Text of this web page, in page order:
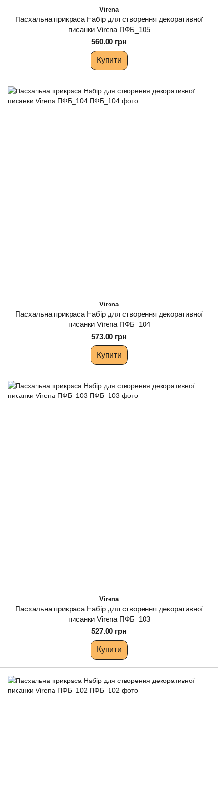
Virena
Пасхальна прикраса Набір для створення декоративної
писанки Virena ПФБ_105
560.00 грн
Купити
Virena
Пасхальна прикраса Набір для створення декоративної
писанки Virena ПФБ_104
573.00 грн
Купити
Virena
Пасхальна прикраса Набір для створення декоративної
писанки Virena ПФБ_103
527.00 грн
Купити